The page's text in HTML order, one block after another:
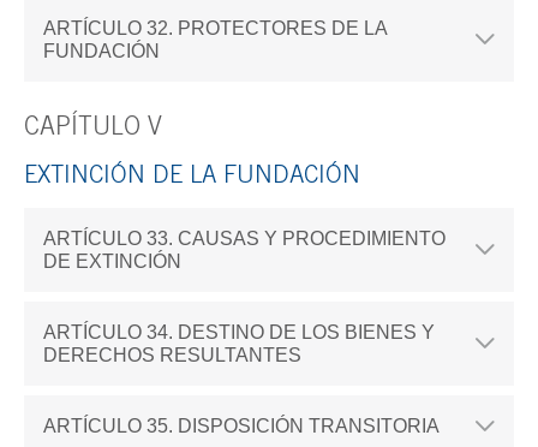
ARTÍCULO 32. PROTECTORES DE LA
FUNDACIÓN
CAPÍTULO V
EXTINCIÓN DE LA FUNDACIÓN
ARTÍCULO 33. CAUSAS Y PROCEDIMIENTO
DE EXTINCIÓN
ARTÍCULO 34. DESTINO DE LOS BIENES Y
DERECHOS RESULTANTES
ARTÍCULO 35. DISPOSICIÓN TRANSITORIA